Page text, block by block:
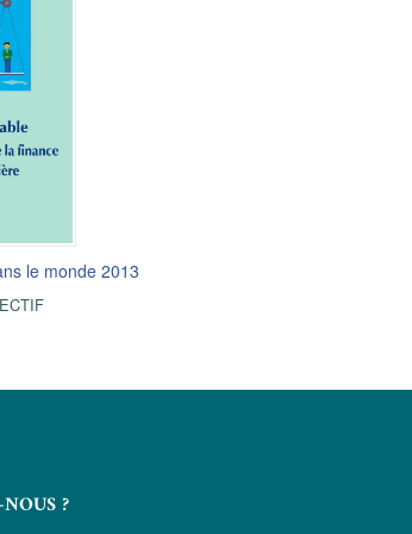
nouvelle finance américaine
OUVRAGE COLLECTIF
le monde 2013
?